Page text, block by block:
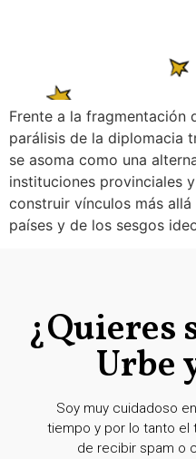
Frente a la fragmentación
parálisis de la diplomacia
se asoma como una
instituciones provinciales
construir vínculos más
países y de los sesgos
¿Quieres
Urbe
Soy muy cuidadoso
tiempo y por lo tanto el
de recibir spam o